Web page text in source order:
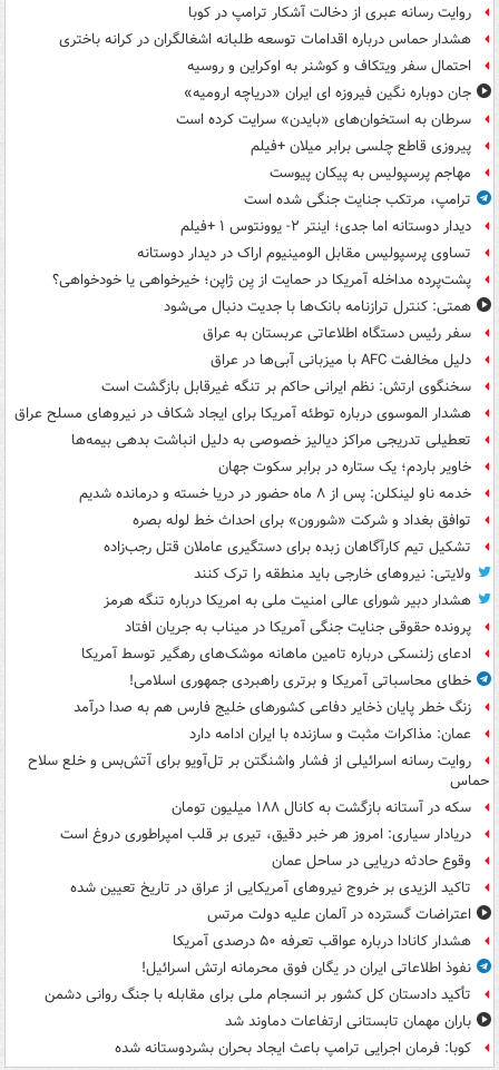
روایت رسانه عبری از دخالت آشکار ترامپ در کوبا
هشدار حماس درباره اقدامات توسعه طلبانه اشغالگران در کرانه باختری
احتمال سفر ویتکاف و کوشنر به اوکراین و روسیه
جان دوباره نگین فیروزه ای ایران «دریاچه ارومیه»
سرطان به استخوان‌های «بایدن» سرایت کرده است
پیروزی قاطع چلسی برابر میلان +فیلم
مهاجم پرسپولیس به پیکان پیوست
ترامپ، مرتکب جنایت جنگی شده است
دیدار دوستانه اما جدی؛ اینتر ۲- یوونتوس ۱ +فیلم
تساوی پرسپولیس مقابل الومینیوم اراک در دیدار دوستانه
پشت‌پرده مداخله آمریکا در حمایت از یِن ژاپن؛ خیرخواهی یا خودخواهی؟
همتی: کنترل ترازنامه بانک‌ها با جدیت دنبال می‌شود
سفر رئیس دستگاه اطلاعاتی عربستان به عراق
دلیل مخالفت AFC با میزبانی آبی‌ها در عراق
سخنگوی ارتش: نظم ایرانی حاکم بر تنگه غیرقابل بازگشت است
هشدار الموسوی درباره توطئه آمریکا برای ایجاد شکاف در نیروهای مسلح عراق
تعطیلی تدریجی مراکز دیالیز خصوصی به دلیل انباشت بدهی بیمه‌ها
خاویر باردم؛ یک ستاره در برابر سکوت جهان
خدمه ناو لینکلن: پس از ۸ ماه حضور در دریا خسته و درمانده‌ شدیم
توافق بغداد و شرکت «شورون» برای احداث خط لوله بصره
تشکیل تیم کارآگاهان زبده برای دستگیری عاملان قتل رجب‌زاده
ولایتی: نیروهای خارجی باید منطقه را ترک کنند
هشدار دبیر شورای عالی امنیت ملی به امریکا درباره تنگه هرمز
پرونده حقوقی جنایت جنگی آمریکا در میناب به جریان افتاد
ادعای زلنسکی درباره تامین ماهانه موشک‌های رهگیر توسط آمریکا
خطای محاسباتی آمریکا و برتری راهبردی جمهوری اسلامی!
زنگ خطر پایان ذخایر دفاعی کشورهای خلیج فارس هم به صدا درآمد
عمان: مذاکرات مثبت و سازنده با ایران ادامه دارد
روایت رسانه اسرائیلی از فشار واشنگتن بر تل‌آویو برای آتش‌بس و خلع سلاح
حماس
سکه در آستانه بازگشت به کانال ۱۸۸ میلیون تومان
دریادار سیاری: امروز هر خبر دقیق، تیری بر قلب امپراطوری دروغ است
وقوع حادثه دریایی در ساحل عمان
تاکید الزیدی بر خروج نیروهای آمریکایی از عراق در تاریخ تعیین شده
اعتراضات گسترده در آلمان علیه دولت مرتس
هشدار کانادا درباره عواقب تعرفه ۵۰ درصدی آمریکا
نفوذ اطلاعاتی ایران در یگان فوق محرمانه ارتش اسرائیل!
تأکید دادستان کل کشور بر انسجام ملی برای مقابله با جنگ روانی دشمن
باران مهمان تابستانی ارتفاعات دماوند شد
کوبا: فرمان اجرایی ترامپ باعث ایجاد بحران بشردوستانه شده